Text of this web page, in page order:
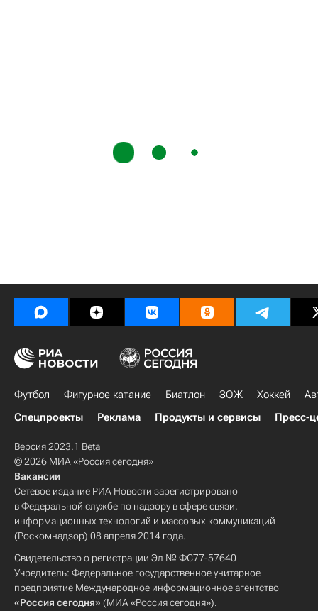
Футбол Фигурное катание Биатлон ЗОЖ Хоккей
Спецпроекты
Реклама Продукты и сервисы Пресс-
Версия 2023.1 Beta
© 2026 МИА «Россия сегодня»
Вакансии
Сетевое издание РИА Новости зарегистрировано
в Федеральной службе по надзору в сфере связи,
информационных технологий и массовых коммуникаций
(Роскомнадзор) 08 апреля 2014 года.
Свидетельство о регистрации Эл № ФС77-57640
Учредитель: Федеральное государственное унитарное
предприятие Международное информационное агентство
«Россия сегодня» (МИА «Россия сегодня»).